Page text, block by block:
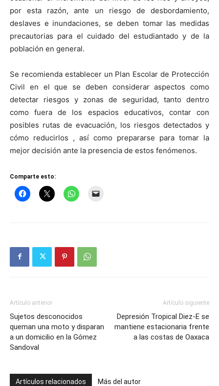
por esta razón, ante un riesgo de desbordamiento,
deslaves e inundaciones, se deben tomar las medidas
precautorias para el cuidado del estudiantado y de la
población en general.
Se recomienda establecer un Plan Escolar de Protección
Civil en el que se deben considerar aspectos como
detectar riesgos y zonas de seguridad, tanto dentro
como fuera de los espacios educativos, contar con
posibles rutas de evacuación, los riesgos detectados y
cómo reducirlos , así como prepararse para tomar la
mejor decisión ante la presencia de estos fenómenos.
Comparte esto:
Artículo anterior
Sujetos desconocidos
queman una moto y disparan
a un domicilio en la Gómez
Sandoval
Artículo siguiente
Depresión Tropical Diez-E se
mantiene estacionaria frente
a las costas de Oaxaca
Artículos relacionados Más del autor